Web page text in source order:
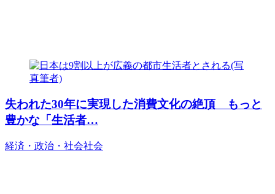
失われた30年に実現した消費文化の絶頂 もっと
豊かな「生活者…
経済・政治・社会社会